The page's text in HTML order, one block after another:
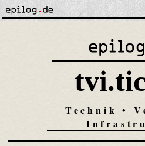
Technik •